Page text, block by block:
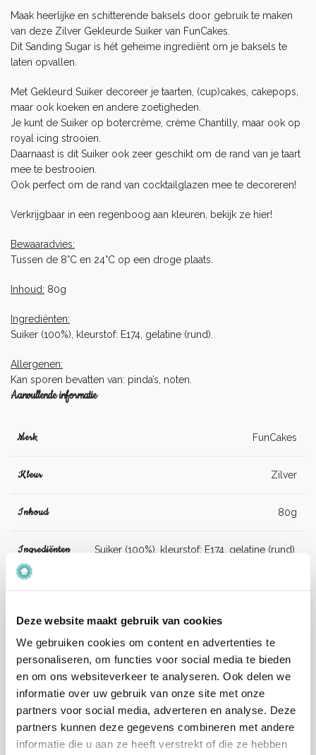
Deze website maakt gebruik van cookies
We gebruiken cookies om content en advertenties te
personaliseren, om functies voor social media te bieden
en om ons websiteverkeer te analyseren. Ook delen we
informatie over uw gebruik van onze site met onze
partners voor social media, adverteren en analyse. Deze
partners kunnen deze gegevens combineren met andere
informatie die u aan ze heeft verstrekt of die ze hebben
Maak heerlijke en schitterende baksels door gebruik te maken
van deze Zilver Gekleurde Suiker van FunCakes.
Dit Sanding Sugar is hét geheime ingrediënt om je baksels te
laten opvallen.
Met Gekleurd Suiker decoreer je taarten, (cup)cakes, cakepops,
maar ook koeken en andere zoetigheden.
Je kunt de Suiker op botercrème, crème Chantilly, maar ook op
royal icing strooien.
Daarnaast is dit Suiker ook zeer geschikt om de rand van je taart
mee te bestrooien.
Ook perfect om de rand van cocktailglazen mee te decoreren!
Verkrijgbaar in een regenboog aan kleuren, bekijk ze hier!
Bewaaradvies:
Tussen de 8°C en 24°C op een droge plaats.
Inhoud: 80g
Ingrediënten:
Suiker (100%), kleurstof: E174, gelatine (rund).
Allergenen:
Kan sporen bevatten van: pinda’s, noten.
Aanvullende informatie
Merk FunCakes
Kleur Zilver
Inhoud 80g
Ingrediënten Suiker (100%), kleurstof: E174, gelatine (rund).
Artikelnummer
EAN 8720512696707
Er zijn nog geen beoordelingen.